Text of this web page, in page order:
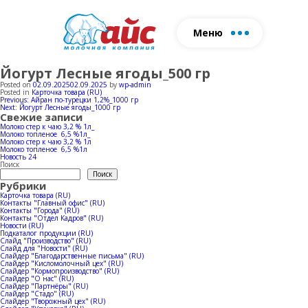
Меню
Заполните форму
и мы свяжемся с вами
О нас Продукция
Молочная продукция
Ферма
Йогурт Лесные ягоды_500 гр
Posted on 02.09.202502.09.2025 by wp-admin
Posted in Карточка товара (RU)
Навигация
по
записям
Previous: Айран по-турецки 1,2%_1000 гр
Next: Йогурт Лесные ягоды_1000 гр
Свежие записи
Молоко стер к чаю 3,2 % 1л_
Молоко топленое 6,5 %1л_
Молоко стер к чаю 3,2 % 1л
Молоко топленое 6,5 %1л
Новость 24
Поиск
Поиск
Рубрики
Карточка товара (RU)
Контакты "Главный офис" (RU)
Контакты "Города" (RU)
Контакты "Отдел Кадров" (RU)
Новости (RU)
Подкаталог продукции (RU)
Слайд "Производство" (RU)
Слайд для "Новости" (RU)
Слайдер "Благодарственные письма" (RU)
Слайдер "Кисломолочный цех" (RU)
Слайдер "Кормопроизводство" (RU)
Слайдер "О нас" (RU)
Слайдер "Партнёры" (RU)
Слайдер "Стадо" (RU)
Слайдер "Творожный цех" (RU)